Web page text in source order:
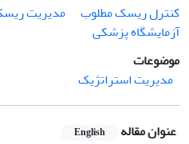
کنترل ریسک مطلوب
مدیریت
آزمایشگاه پزشکی
موضوعات
مدیریت استراتژیک
عنوان مقاله English